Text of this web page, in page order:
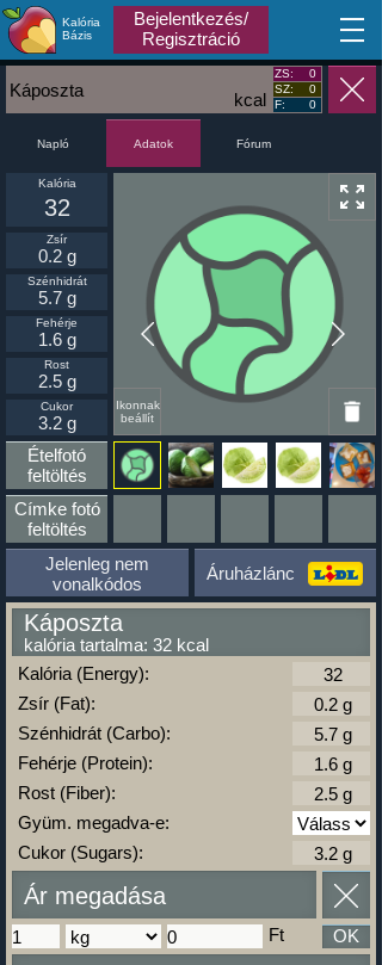
Kalória
Bázis
Bejelentkezés/
Regisztráció
MA
kcal
Káposzta
ZS:
0
SZ:
0
F:
0
Napló Adatok Fórum
Ikonnak
beállít
Kalória
32
Zsír
0.2 g
Szénhidrát
5.7 g
Fehérje
1.6 g
Rost
2.5 g
Cukor
3.2 g
Ételfotó
feltöltés
Címke fotó
feltöltés
Jelenleg nem
vonalkódos
Áruházlánc
Káposzta
kalória tartalma: 32 kcal
Kalória (Energy):
Zsír (Fat):
Szénhidrát (Carbo):
Fehérje (Protein):
Rost (Fiber):
Gyüm. megadva-e:
Cukor (Sugars):
Ár megadása
Ft OK